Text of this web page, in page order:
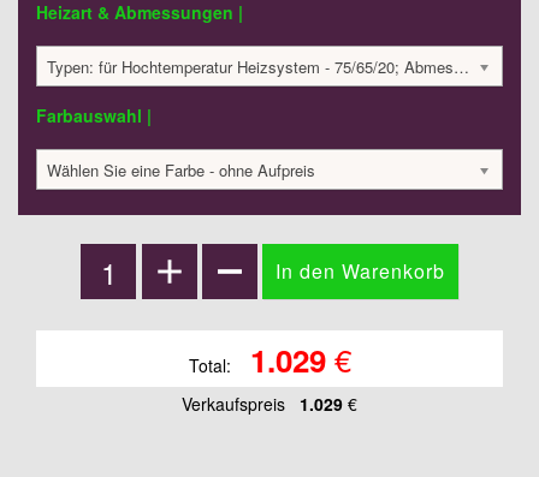
Heizart & Abmessungen |
Typen: für Hochtemperatur Heizsystem - 75/65/20; Abmessungen: 470x359x250 mm; 382 Watt:; 1029.35 €
Farbauswahl |
Wählen Sie eine Farbe - ohne Aufpreis
Total: 1.029€
Verkaufspreis 1.029 €